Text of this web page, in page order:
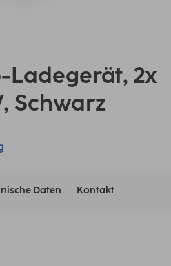
Ladegerät, 2x
Schwarz
Daten Kontakt